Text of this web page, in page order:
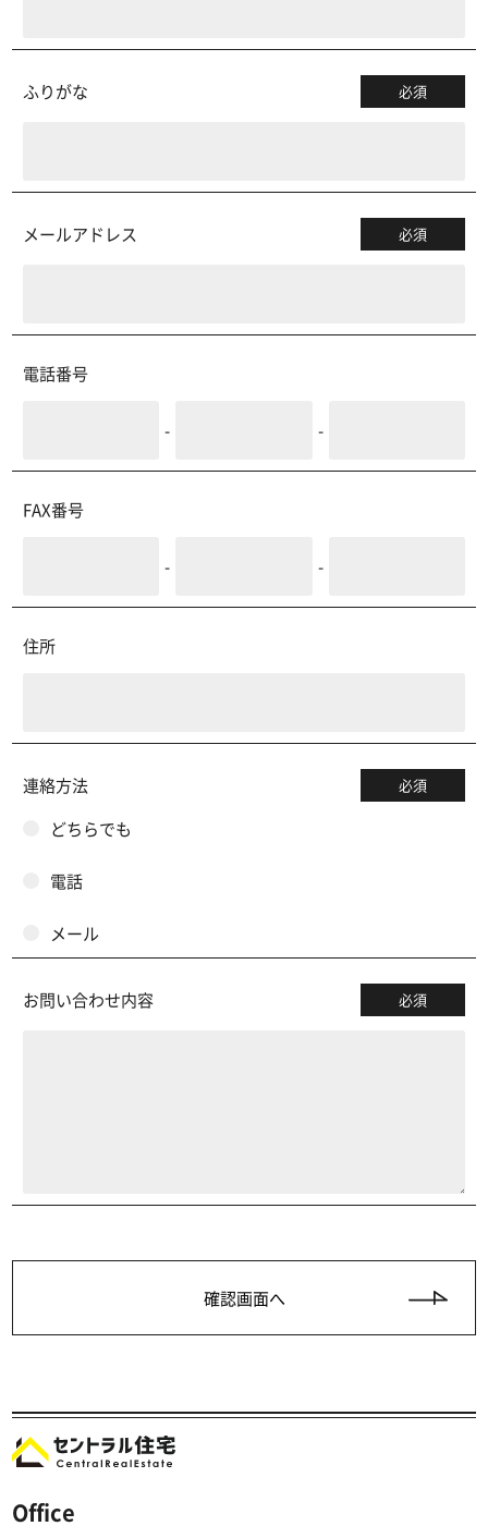
ふりがな 必須
メールアドレス 必須
電話番号
- -
FAX番号
- -
住所
連絡方法 必須
どちらでも
電話
メール
お問い合わせ内容 必須
Office